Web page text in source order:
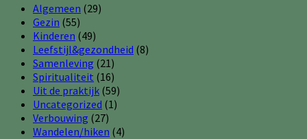
Algemeen (29)
Gezin (55)
Kinderen (49)
Leefstijl&gezondheid (8)
Samenleving (21)
Spiritualiteit (16)
Uit de praktijk (59)
Uncategorized (1)
Verbouwing (27)
Wandelen/hiken (4)